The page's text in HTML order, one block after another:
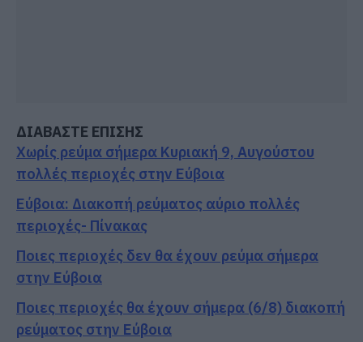
ΔΙΑΒΑΣΤΕ ΕΠΙΣΗΣ
Χωρίς ρεύμα σήμερα Κυριακή 9, Αυγούστου
πολλές περιοχές στην Εύβοια
Εύβοια: Διακοπή ρεύματος αύριο πολλές
περιοχές- Πίνακας
Ποιες περιοχές δεν θα έχουν ρεύμα σήμερα
στην Εύβοια
Ποιες περιοχές θα έχουν σήμερα (6/8) διακοπή
ρεύματος στην Εύβοια